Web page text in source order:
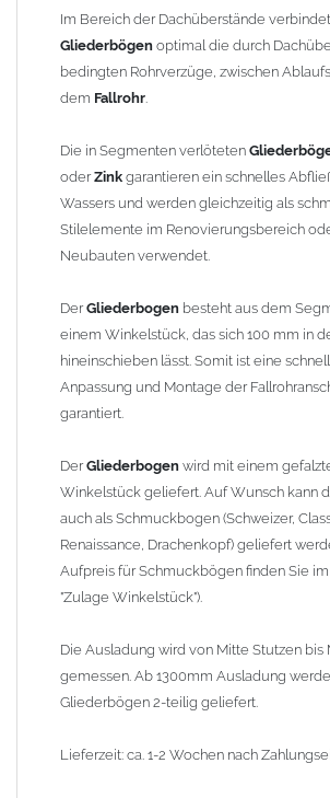
finden Sie im Shop unter "Zulage
Die Ausladung wird von Mitte Stutzen bis
gemessen. Ab 1300mm Ausladung werden
Lieferzeit: ca. 1-2 Wochen nach
Sonderanfertigung: Artikel wird
keine Rücknahme möglich!
Im Bereich der Dachüberstände
Gliederbögen optimal die durch
bedingten Rohrverzüge, zwischen
dem Fallrohr.
Die in Segmenten verlöteten
oderZink garantieren ein schnelles
Wassers und werden gleichzeitig als
Stilelemente im Renovierungsbereich
Neubauten verwendet.
DerGliederbogen besteht aus dem
einem Winkelstück, das sich 100 mm in
hineinschieben lässt. Somit ist eine
Anpassung und Montage der
garantiert.
DerGliederbogen wird mit einem
Winkelstück geliefert. Auf Wunsch kann
auch als Schmuckbogen (Schweizer,
Renaissance, Drachenkopf) geliefert
Aufpreis für Schmuckbögen finden Sie
"Zulage Winkelstück").
Die Ausladung wird von Mitte Stutzen bis
gemessen. Ab 1300mm Ausladung
Gliederbögen 2-teilig geliefert.
Lieferzeit: ca. 1-2 Wochen nach